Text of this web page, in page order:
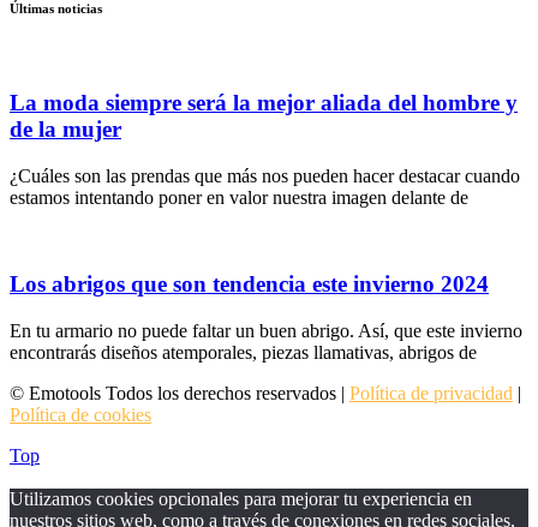
Últimas noticias
La moda siempre será la mejor aliada del hombre y
de la mujer
¿Cuáles son las prendas que más nos pueden hacer destacar cuando
estamos intentando poner en valor nuestra imagen delante de
Los abrigos que son tendencia este invierno 2024
En tu armario no puede faltar un buen abrigo. Así, que este invierno
encontrarás diseños atemporales, piezas llamativas, abrigos de
© Emotools Todos los derechos reservados | Política de privacidad |
Política de cookies
Top
Utilizamos cookies opcionales para mejorar tu experiencia en
nuestros sitios web, como a través de conexiones en redes sociales,